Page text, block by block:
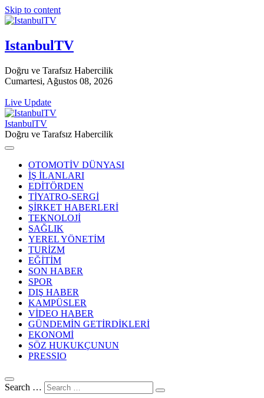
Skip to content
IstanbulTV
Doğru ve Tarafsız Habercilik
Cumartesi, Ağustos 08, 2026
Live Update
IstanbulTV
Doğru ve Tarafsız Habercilik
OTOMOTİV DÜNYASI
İŞ İLANLARI
EDİTÖRDEN
TİYATRO-SERGİ
ŞİRKET HABERLERİ
TEKNOLOJİ
SAĞLIK
YEREL YÖNETİM
TURİZM
EĞİTİM
SON HABER
SPOR
DIŞ HABER
KAMPÜSLER
VİDEO HABER
GÜNDEMİN GETİRDİKLERİ
EKONOMİ
SÖZ HUKUKÇUNUN
PRESSIO
Search …